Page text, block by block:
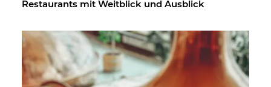
Re­stau­rants mit Weit­blick und Aus­blick